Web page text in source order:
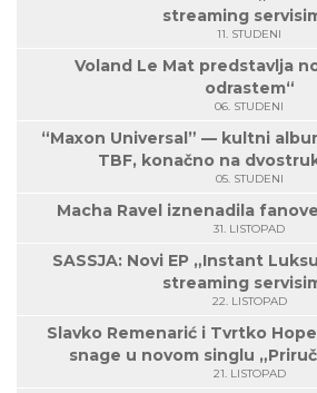
streaming
11. STUDENI
Voland Le Mat predstavlja
odrastem“
06. STUDENI
“Maxon Universal” — kultni
TBF, konačno na
05. STUDENI
Macha Ravel iznenadila
31. LISTOPAD
SASSJA: Novi EP „Instant
streaming
22. LISTOPAD
Slavko Remenarić i Tvrtko
snage u novom singlu
21. LISTOPAD